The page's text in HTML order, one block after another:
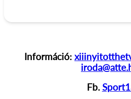
Információ:
Fb.